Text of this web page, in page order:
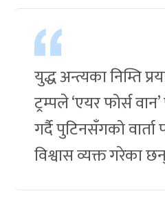
युद्ध अन्त्यका निम्ति
ट्रम्पले ‘एयर फोर्स
गर्दै पुटिनसँगको
विश्वास व्यक्त गरेका